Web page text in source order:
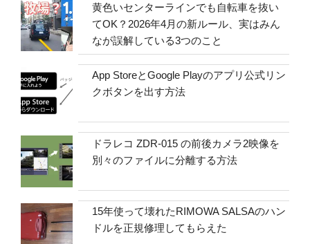
黄色いセンターラインでも自転車を抜い
てOK？2026年4月の新ルール、実はみん
なが誤解している3つのこと
App StoreとGoogle Playのアプリ公式リン
クボタンを出す方法
ドラレコ ZDR-015 の前後カメラ2映像を
別々のファイルに分離する方法
15年使って壊れたRIMOWA SALSAのハン
ドルを正規修理してもらえた